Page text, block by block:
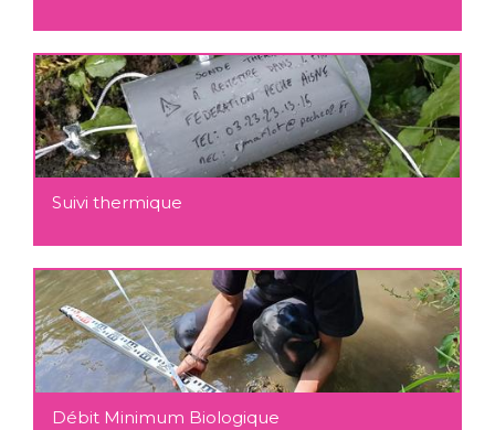
Suivi thermique
Débit Minimum Biologique